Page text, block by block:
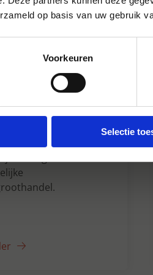
op basis van uw gebruik
Voorkeuren
Selectie
Dranken sinds